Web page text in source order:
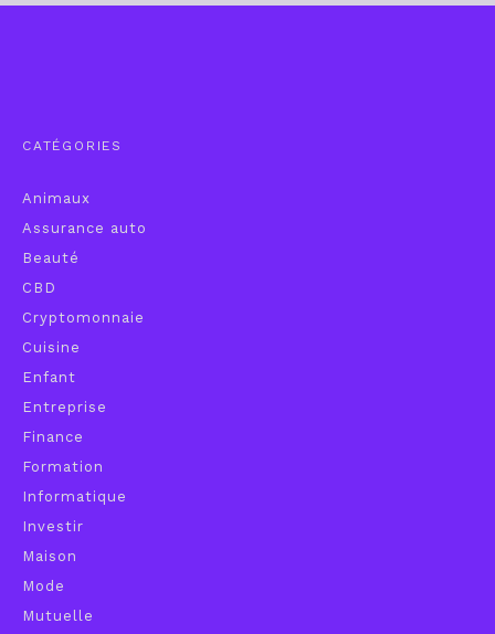
CATÉGORIES
Animaux
Assurance auto
Beauté
CBD
Cryptomonnaie
Cuisine
Enfant
Entreprise
Finance
Formation
Informatique
Investir
Maison
Mode
Mutuelle